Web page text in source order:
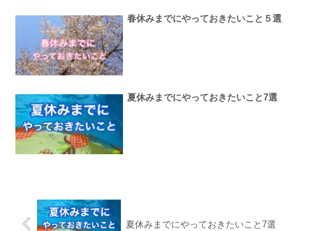
春休みまでにやっておきたいこと５選
夏休みまでにやっておきたいこと7選
夏休みまでにやっておきたいこと7選